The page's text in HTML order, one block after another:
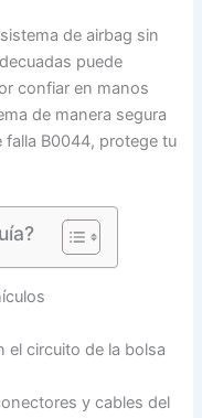
de airbag sin
puede
confiar en manos
de manera segura
falla B0044, protege tu
el circuito de la bolsa
y cables del